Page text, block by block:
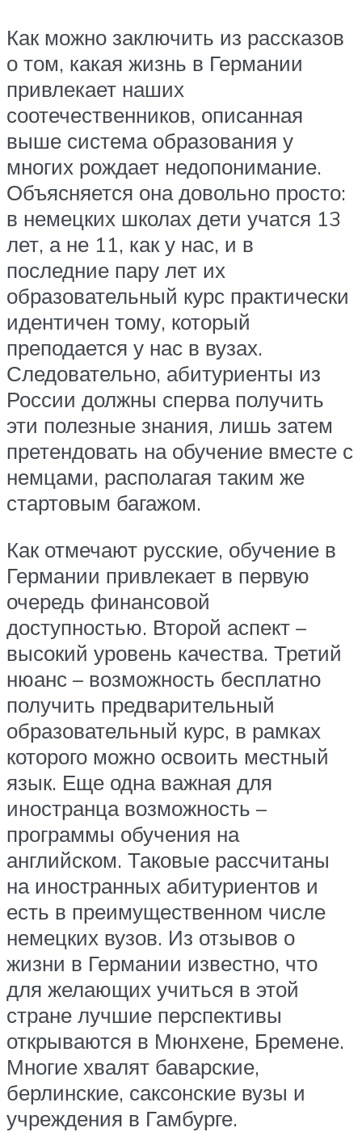
Как можно заключить из рассказов
о том, какая жизнь в Германии
привлекает наших
соотечественников, описанная
выше система образования у
многих рождает недопонимание.
Объясняется она довольно просто:
в немецких школах дети учатся 13
лет, а не 11, как у нас, и в
последние пару лет их
образовательный курс практически
идентичен тому, который
преподается у нас в вузах.
Следовательно, абитуриенты из
России должны сперва получить
эти полезные знания, лишь затем
претендовать на обучение вместе с
немцами, располагая таким же
стартовым багажом.
Как отмечают русские, обучение в
Германии привлекает в первую
очередь финансовой
доступностью. Второй аспект –
высокий уровень качества. Третий
нюанс – возможность бесплатно
получить предварительный
образовательный курс, в рамках
которого можно освоить местный
язык. Еще одна важная для
иностранца возможность –
программы обучения на
английском. Таковые рассчитаны
на иностранных абитуриентов и
есть в преимущественном числе
немецких вузов. Из отзывов о
жизни в Германии известно, что
для желающих учиться в этой
стране лучшие перспективы
открываются в Мюнхене, Бремене.
Многие хвалят баварские,
берлинские, саксонские вузы и
учреждения в Гамбурге.